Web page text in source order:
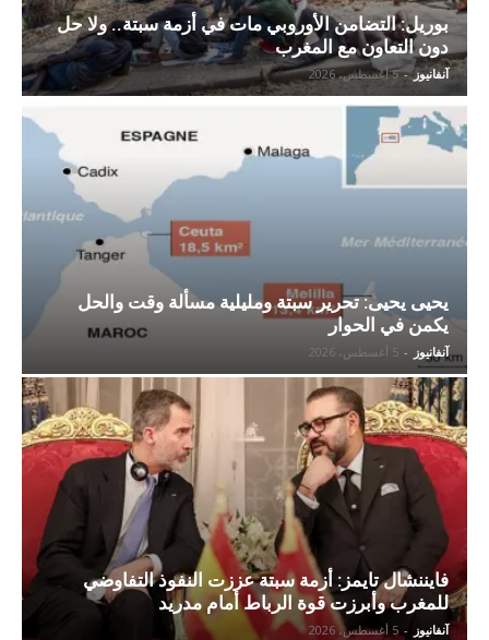
بوريل: التضامن الأوروبي مات في أزمة سبتة.. ولا حل
دون التعاون مع المغرب
آنفانيوز - 5 أغسطس، 2026
يحيى يحيى: تحرير سبتة ومليلية مسألة وقت والحل
يكمن في الحوار
آنفانيوز - 5 أغسطس، 2026
فايننشال تايمز: أزمة سبتة عززت النفوذ التفاوضي
للمغرب وأبرزت قوة الرباط أمام مدريد
آنفانيوز - 5 أغسطس، 2026